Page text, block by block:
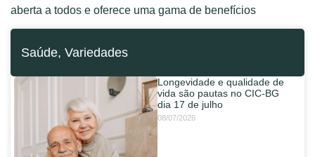
aberta a todos e oferece uma gama de benefícios
Saúde, Variedades
Longevidade e qualidade de
vida são pautas no CIC-BG
dia 17 de julho
08/07/2026